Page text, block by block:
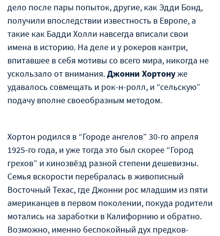
дело после пары попыток, другие, как Эдди Бонд,
получили впоследствии известность в Европе, а
такие как Бадди Холли навсегда вписали свои
имена в историю. На деле и у рокеров кантри,
впитавшее в себя мотивы со всего мира, никогда не
ускользало от внимания.Джонни Хортонуже
удавалось совмещать и рок-н-ролл, и “сельскую”
подачу вполне своеобразным методом.
Хортон родился в “Городе ангелов” 30-го апреля
1925-го года, и уже тогда это был скорее “Город
грехов” и кинозвёзд разной степени дешевизны.
Семья вскорости перебралась в живописный
Восточный Техас, где Джонни рос младшим из пяти
американцев в первом поколении, покуда родители
мотались на заработки в Калифорнию и обратно.
Возможно, именно беспокойный дух предков-